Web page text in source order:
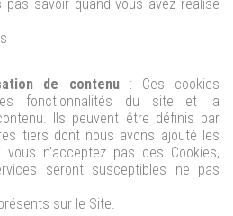
pas savoir quand vous avez réalisé
de contenu: Ces cookies
les fonctionnalités du site et la
Ils peuvent être définis par
tiers dont nous avons ajouté les
n'acceptez pas ces Cookies,
seront susceptibles ne pas
sur le Site.